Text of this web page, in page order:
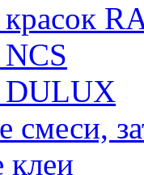
DULUX
смеси,
клеи